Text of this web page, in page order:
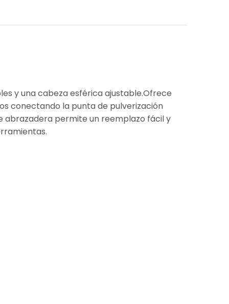
y una cabeza esférica ajustable.Ofrece
conectando la punta de pulverización
abrazadera permite un reemplazo fácil y